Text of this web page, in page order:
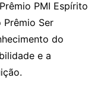
PMI Espírito
Prêmio Ser
do
e a